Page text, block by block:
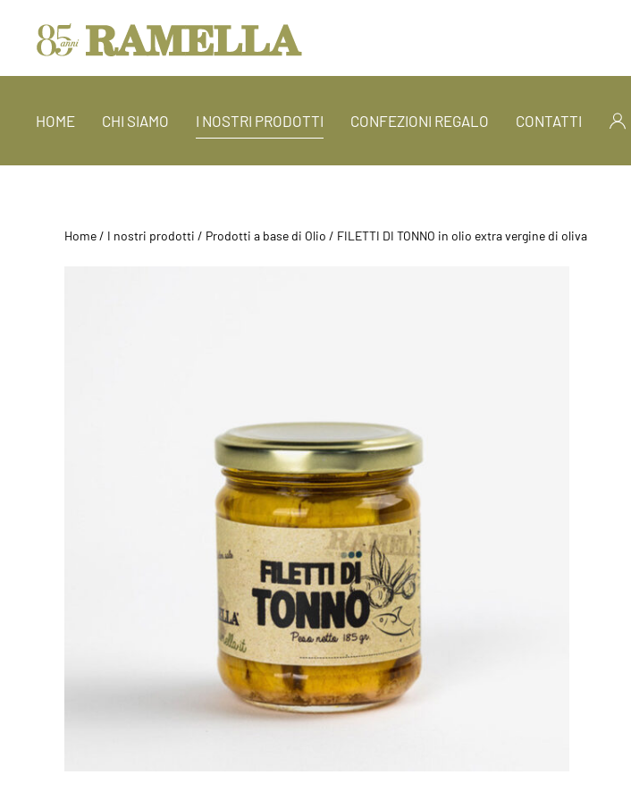
HOME CHI SIAMO I NOSTRI PRODOTTI CONFEZIONI REGALO CONTATTI
Home/ I nostri prodotti / Prodotti a base di Olio / FILETTI DI TONNO in olio extra vergine di oliva